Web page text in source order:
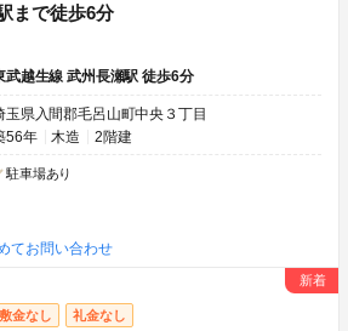
まで徒歩6分
武越生線 武州長瀬駅 徒歩6分
玉県入間郡毛呂山町中央３丁目
56年
木造 2階建
駐車場あり
てお問い合わせ
敷金なし 礼金なし